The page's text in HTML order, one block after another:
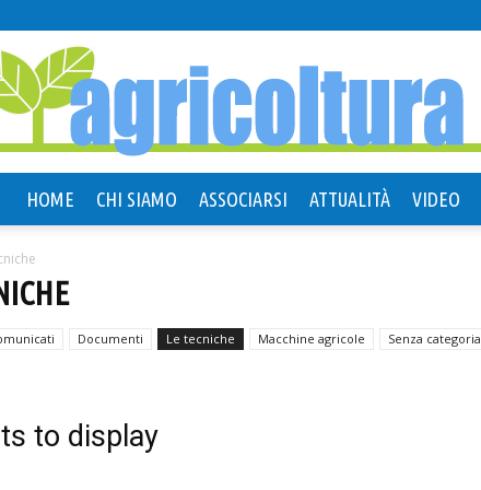
HOME CHI SIAMO ASSOCIARSI ATTUALITÀ VIDEO
Documenti Le tecniche Macchine agricole Senza categoria
to display